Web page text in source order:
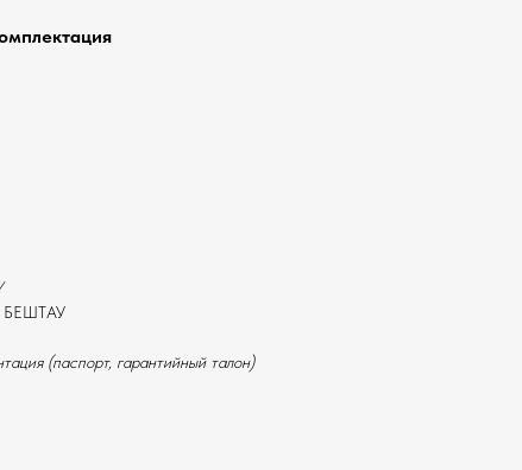
БЕШТАУ
(паспорт, гарантийный талон)